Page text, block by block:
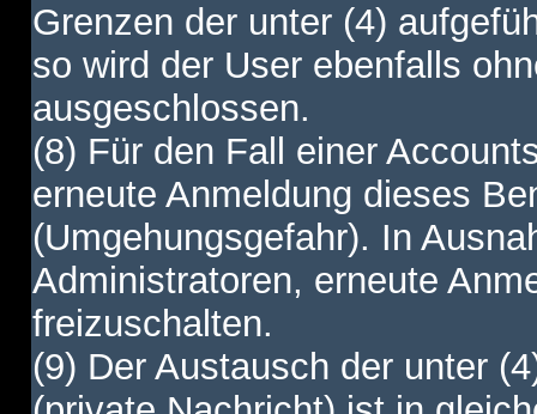
Grenzen der unter (4)
so wird der User ebenfalls
ausgeschlossen.
(8) Für den Fall einer
erneute Anmeldung dieses
(Umgehungsgefahr). In
Administratoren, erneute
freizuschalten.
(9) Der Austausch der unter